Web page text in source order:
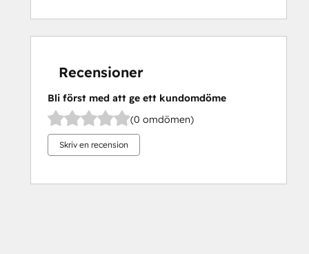
Recensioner
Bli först med att ge ett kundomdöme
(0 omdömen)
Skriv en recension